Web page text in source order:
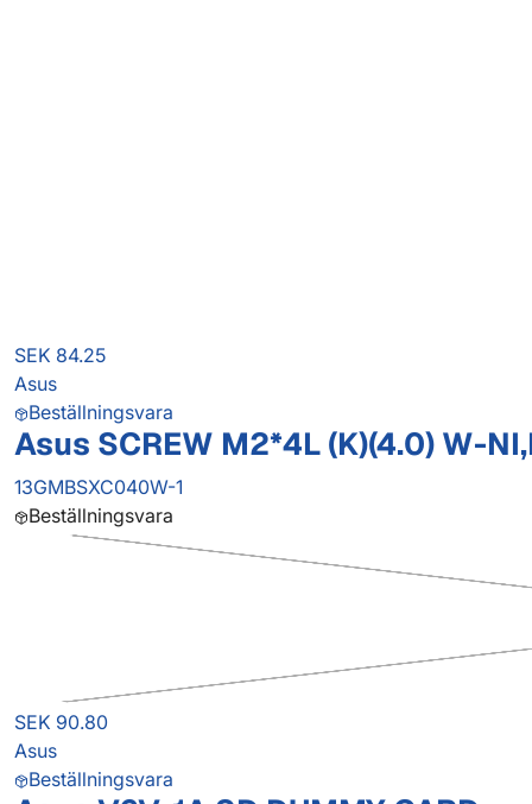
SEK 84.25
Asus
Beställningsvara
Asus SCREW M2*4L (K)(4.0) W-
13GMBSXC040W-1
Beställningsvara
SEK 90.80
Asus
Beställningsvara